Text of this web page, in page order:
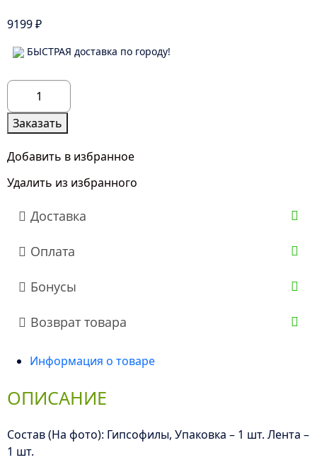
9199₽
БЫСТРАЯ доставка по городу!
Количество
товара
51
Разноцветная
Гипсофила
Заказать
Добавить в избранное
Удалить из избранного
Доставка
Оплата
Бонусы
Возврат товара
Информация о товаре
ОПИСАНИЕ
Состав (На фото): Гипсофилы, Упаковка – 1 шт. Лента –
1 шт.